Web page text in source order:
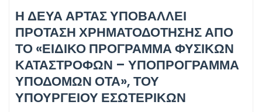
Η ΔΕΥΑ ΑΡΤΑΣ ΥΠΟΒΆΛΛΕΙ
ΠΡΌΤΑΣΗ ΧΡΗΜΑΤΟΔΌΤΗΣΗΣ ΑΠΌ
ΤΟ «ΕΙΔΙΚΌ ΠΡΌΓΡΑΜΜΑ ΦΥΣΙΚΏΝ
ΚΑΤΑΣΤΡΟΦΏΝ – ΥΠΟΠΡΌΓΡΑΜΜΑ
ΥΠΟΔΟΜΏΝ ΟΤΑ», ΤΟΥ
ΥΠΟΥΡΓΕΊΟΥ ΕΣΩΤΕΡΙΚΏΝ